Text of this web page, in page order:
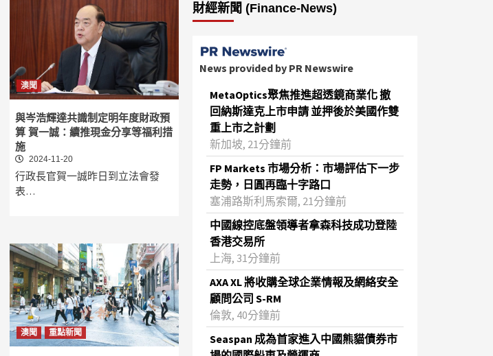
澳聞
與岑浩輝達共識制定明年度財政預
算 賀一誠：續推現金分享等福利措
施
2024-11-20
行政長官賀一誠昨日到立法會發
表…
澳聞 重點新聞
財經新聞 (Finance-News)
News provided by PR Newswire
MetaOptics聚焦推進超透鏡商業化 撤
回納斯達克上市申請 並押後於美國作雙
重上市之計劃
新加坡, 21分鐘前
FP Markets 市場分析：市場評估下一步
走勢，日圓再臨十字路口
塞浦路斯利馬索爾, 21分鐘前
中國線控底盤領導者拿森科技成功登陸
香港交易所
上海, 31分鐘前
AXA XL 將收購全球企業情報及網絡安全
顧問公司 S-RM
倫敦, 40分鐘前
Seaspan 成為首家進入中國熊貓債券市